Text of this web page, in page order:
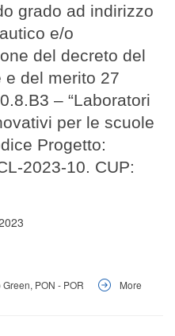
grado ad indirizzo
e/o
del decreto del
e del merito 27
– “Laboratori
per le scuole
Progetto:
2023-10. CUP:
Green, PON - POR More